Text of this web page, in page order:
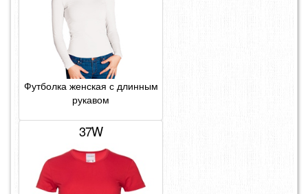
Футболка женская с длинным
рукавом
37W